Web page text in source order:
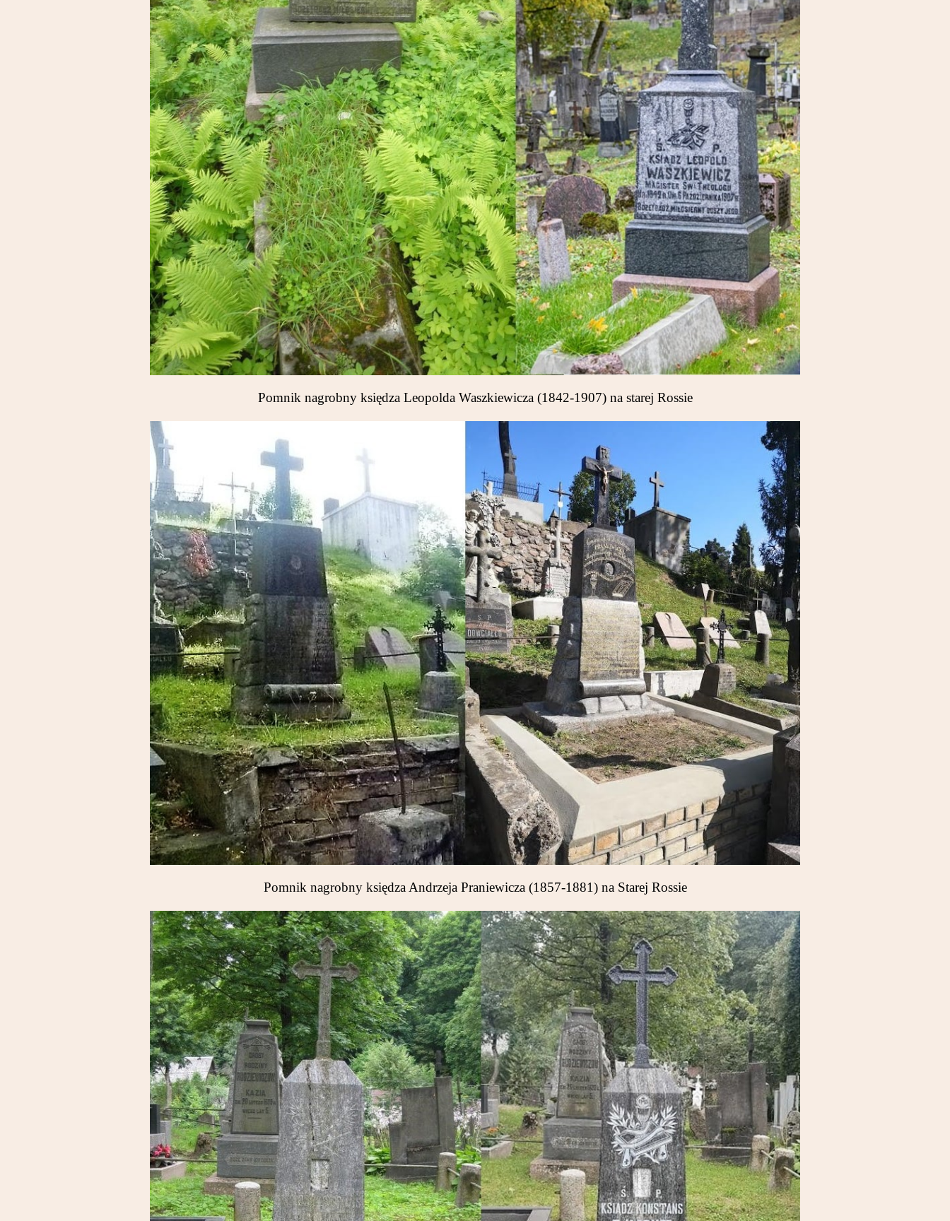
Pomnik nagrobny księdza Leopolda Waszkiewicza (1842-1907) na starej Rossie
Pomnik nagrobny księdza Andrzeja Praniewicza (1857-1881) na Starej Rossie